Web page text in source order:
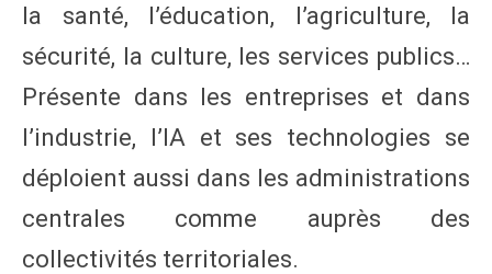
la santé, l’éducation, l’agriculture, la
sécurité, la culture, les services publics…
Présente dans les entreprises et dans
l’industrie, l’IA et ses technologies se
déploient aussi dans les administrations
centrales comme auprès des
collectivités territoriales.